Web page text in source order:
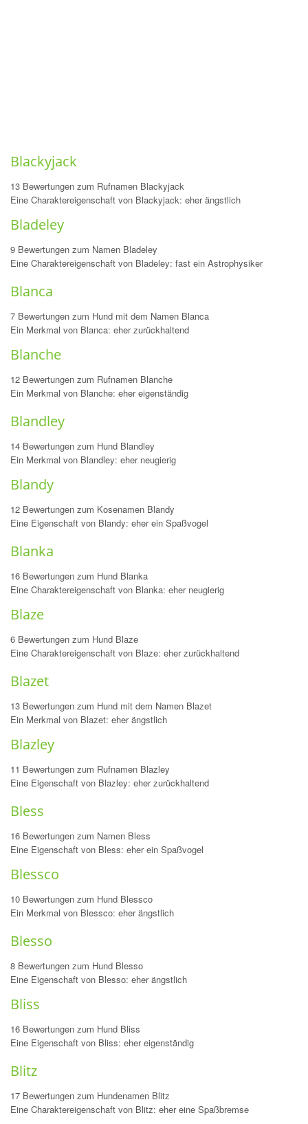
Blackyjack
13 Bewertungen zum Rufnamen Blackyjack
Eine Charaktereigenschaft von Blackyjack: eher ängstlich
Bladeley
9 Bewertungen zum Namen Bladeley
Eine Charaktereigenschaft von Bladeley: fast ein Astrophysiker
Blanca
7 Bewertungen zum Hund mit dem Namen Blanca
Ein Merkmal von Blanca: eher zurückhaltend
Blanche
12 Bewertungen zum Rufnamen Blanche
Ein Merkmal von Blanche: eher eigenständig
Blandley
14 Bewertungen zum Hund Blandley
Ein Merkmal von Blandley: eher neugierig
Blandy
12 Bewertungen zum Kosenamen Blandy
Eine Eigenschaft von Blandy: eher ein Spaßvogel
Blanka
16 Bewertungen zum Hund Blanka
Eine Charaktereigenschaft von Blanka: eher neugierig
Blaze
6 Bewertungen zum Hund Blaze
Eine Charaktereigenschaft von Blaze: eher zurückhaltend
Blazet
13 Bewertungen zum Hund mit dem Namen Blazet
Ein Merkmal von Blazet: eher ängstlich
Blazley
11 Bewertungen zum Rufnamen Blazley
Eine Eigenschaft von Blazley: eher zurückhaltend
Bless
16 Bewertungen zum Namen Bless
Eine Eigenschaft von Bless: eher ein Spaßvogel
Blessco
10 Bewertungen zum Hund Blessco
Ein Merkmal von Blessco: eher ängstlich
Blesso
8 Bewertungen zum Hund Blesso
Eine Eigenschaft von Blesso: eher ängstlich
Bliss
16 Bewertungen zum Hund Bliss
Eine Eigenschaft von Bliss: eher eigenständig
Blitz
17 Bewertungen zum Hundenamen Blitz
Eine Charaktereigenschaft von Blitz: eher eine Spaßbremse